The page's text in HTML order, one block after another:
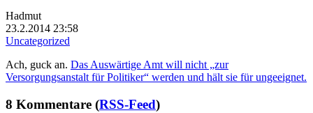
Hadmut
23.2.2014 23:58
Uncategorized
Ach, guck an. Das Auswärtige Amt will nicht „zur
Versorgungsanstalt für Politiker“ werden und hält sie für ungeeignet.
8 Kommentare (RSS-Feed)